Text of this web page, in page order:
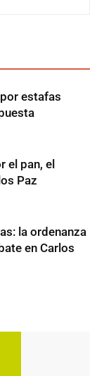
estafas
el pan, el
Paz
la ordenanza
en Carlos